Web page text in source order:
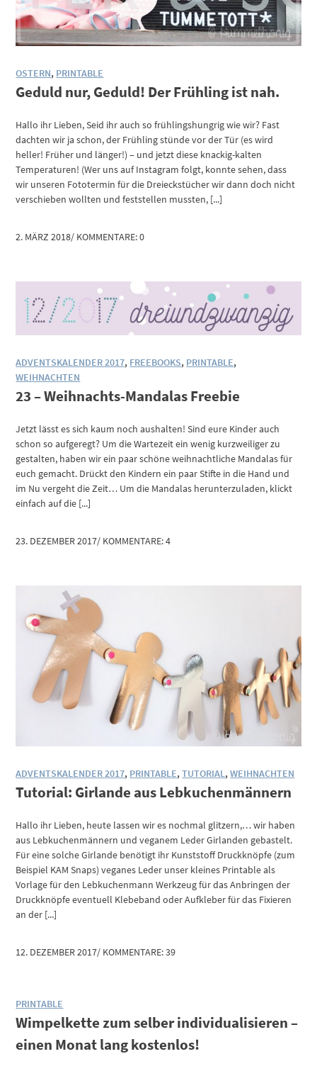
OSTERN, PRINTABLE
Geduld nur, Geduld! Der Frühling ist nah.
Hallo ihr Lieben, Seid ihr auch so frühlingshungrig wie wir? Fast
dachten wir ja schon, der Frühling stünde vor der Tür (es wird
heller! Früher und länger!) – und jetzt diese knackig-kalten
Temperaturen! (Wer uns auf Instagram folgt, konnte sehen, dass
wir unseren Fototermin für die Dreieckstücher wir dann doch nicht
verschieben wollten und feststellen mussten, [...]
2. MÄRZ 2018/ KOMMENTARE: 0
ADVENTSKALENDER 2017, FREEBOOKS, PRINTABLE,
WEIHNACHTEN
23 – Weihnachts-Mandalas Freebie
Jetzt lässt es sich kaum noch aushalten! Sind eure Kinder auch
schon so aufgeregt? Um die Wartezeit ein wenig kurzweiliger zu
gestalten, haben wir ein paar schöne weihnachtliche Mandalas für
euch gemacht. Drückt den Kindern ein paar Stifte in die Hand und
im Nu vergeht die Zeit… Um die Mandalas herunterzuladen, klickt
einfach auf die [...]
23. DEZEMBER 2017/ KOMMENTARE: 4
ADVENTSKALENDER 2017, PRINTABLE,TUTORIAL,WEIHNACHTEN
Tutorial: Girlande aus Lebkuchenmännern
Hallo ihr Lieben, heute lassen wir es nochmal glitzern,… wir haben
aus Lebkuchenmännern und veganem Leder Girlanden gebastelt.
Für eine solche Girlande benötigt ihr Kunststoff Druckknöpfe (zum
Beispiel KAM Snaps) veganes Leder unser kleines Printable als
Vorlage für den Lebkuchenmann Werkzeug für das Anbringen der
Druckknöpfe eventuell Klebeband oder Aufkleber für das Fixieren
an der [...]
12. DEZEMBER 2017/ KOMMENTARE: 39
PRINTABLE
Wimpelkette zum selber individualisieren –
einen Monat lang kostenlos!